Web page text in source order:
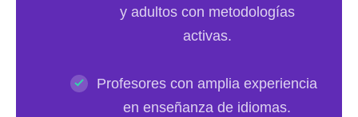
y adultos con metodologías
activas.
Profesores con amplia experiencia
en enseñanza de idiomas.